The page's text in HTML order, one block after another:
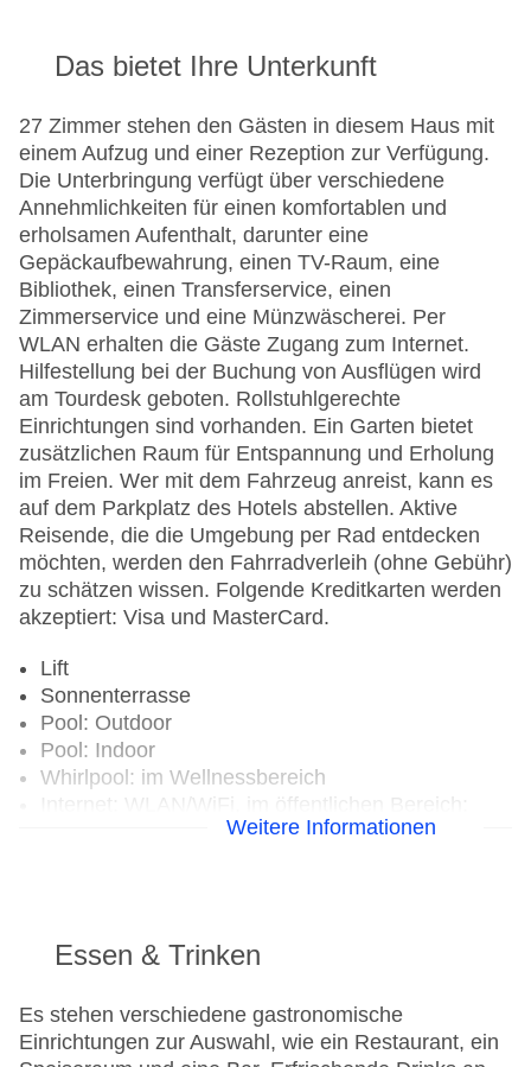
Das bietet Ihre Unterkunft
27 Zimmer stehen den Gästen in diesem Haus mit
einem Aufzug und einer Rezeption zur Verfügung.
Die Unterbringung verfügt über verschiedene
Annehmlichkeiten für einen komfortablen und
erholsamen Aufenthalt, darunter eine
Gepäckaufbewahrung, einen TV-Raum, eine
Bibliothek, einen Transferservice, einen
Zimmerservice und eine Münzwäscherei. Per
WLAN erhalten die Gäste Zugang zum Internet.
Hilfestellung bei der Buchung von Ausflügen wird
am Tourdesk geboten. Rollstuhlgerechte
Einrichtungen sind vorhanden. Ein Garten bietet
zusätzlichen Raum für Entspannung und Erholung
im Freien. Wer mit dem Fahrzeug anreist, kann es
auf dem Parkplatz des Hotels abstellen. Aktive
Reisende, die die Umgebung per Rad entdecken
möchten, werden den Fahrradverleih (ohne Gebühr)
zu schätzen wissen. Folgende Kreditkarten werden
akzeptiert: Visa und MasterCard.
Lift
Sonnenterrasse
Pool: Outdoor
Pool: Indoor
Whirlpool: im Wellnessbereich
Internet: WLAN/WiFi, im öffentlichen Bereich:
Zimmer: 27
Landeskategorie: 3 Sterne
Weitere Informationen
Essen & Trinken
Es stehen verschiedene gastronomische
Einrichtungen zur Auswahl, wie ein Restaurant, ein